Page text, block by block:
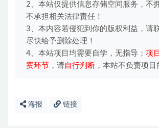
2、本站仅提供信息存储空间服务，不
不承担相关法律责任！
3、本内容若侵犯到你的版权利益，请
尽快给予删除处理！
4、本站项目均需要自学，无指导； 项
费环节 ，请自行判断 ，本站不负责项目
海报 链接